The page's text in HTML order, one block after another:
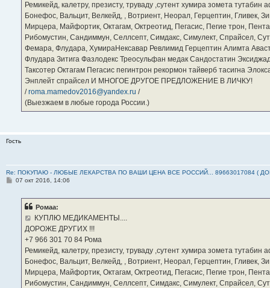
Ремикейд, калетру, презисту, труваду ,сутент хумира зомета
Бонефос, Вальцит, Велкейд, , Вотриент, Неорал, Герцептин, Гливек,
Мирцера, Майфортик, Октагам, Октреотид, Пегасис, Пегие трон,
Рибомустин, Сандиммун, Селлсепт, Симдакс, Симулект, Спрайсел,
Фемара, Флудара, ХумираНексавар Ревлимид Герцептин Алимта
Флудара Зитига Фазлодекс Треосульфан медак Сандостатин
Таксотер Октагам Пегасис пегинтрон рекормон тайверб тасигна
Энплейт спрайсел И МНОГОЕ ДРУГОЕ ПРЕДЛОЖЕНИЕ В ЛИЧКУ!
/roma.mamedov2016@yandex.ru /
(Выезжаем в любые города России.)
Гость
Re: ПОКУПАЮ - ЛЮБЫЕ ЛЕКАРСТВА ПО ВАШИ ЦЕНА ВСЕ РОССИЙ... 89663017084 (
С07 окт 2016, 14:06
Ромаа:
КУПЛЮ МЕДИКАМЕНТЫ....
ДОРОЖЕ ДРУГИХ !!!
‪+7 966 301 70 84‬ Рома
Ремикейд, калетру, презисту, труваду ,сутент хумира зомета
Бонефос, Вальцит, Велкейд, , Вотриент, Неорал, Герцептин, Гливек,
Мирцера, Майфортик, Октагам, Октреотид, Пегасис, Пегие трон,
Рибомустин, Сандиммун, Селлсепт, Симдакс, Симулект, Спрайсел,